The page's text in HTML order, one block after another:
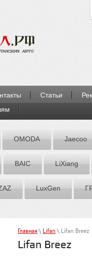
Статьи
OMODA Jaecoo
BAIC LiXiang
LuxGen
Главная \ Lifan \ Lifan Breez
Lifan Breez